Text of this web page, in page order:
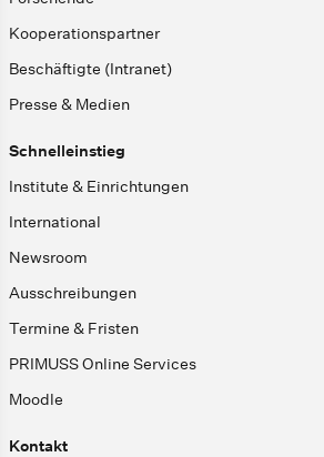
Kooperationspartner
Beschäftigte (Intranet)
Presse & Medien
Schnelleinstieg
Institute & Einrichtungen
International
Newsroom
Ausschreibungen
Termine & Fristen
PRIMUSS Online Services
Moodle
Kontakt